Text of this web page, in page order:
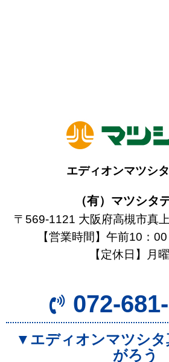
エディオンマツシ
（有）マツシタ
〒569-1121 大阪府高槻市真
【営業時間】午前10：
【定休日】月
072-
▼エディオンマツシタ
がろう